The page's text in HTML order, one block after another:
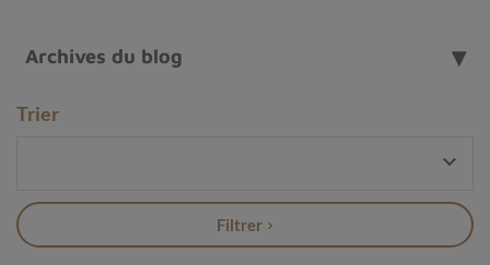
Définition et origine du jaspe maligano
La pierre «jaspe Maligano » est une variété duJaspe
Archives du blog
Trier

Filtrer